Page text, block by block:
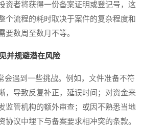
资者将获得一份备案证明或登记号，这
个流程的耗时取决于案件的复杂程度和
要数周至数月不等。
并规避潜在风险
遇到一些挑战。例如，文件准备不符
，导致反复补正，延误时间；对资金来
监管机构的额外审查；或因不熟悉当地
协议中埋下与备案要求相冲突的条款。